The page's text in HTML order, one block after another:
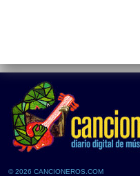
© 2026 CANCIONEROS.COM